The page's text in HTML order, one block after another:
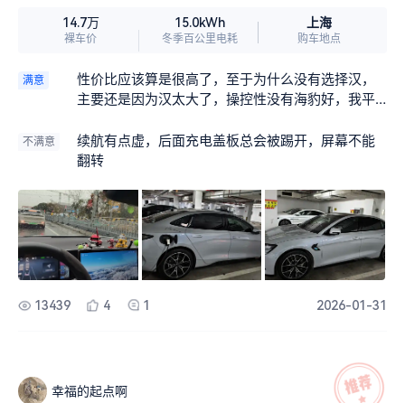
14.7万
裸车价
15.0kWh
冬季百公里电耗
上海
购车地点
满意
性价比应该算是很高了，至于为什么没有选择汉，
主要还是因为汉太大了，操控性没有海豹好，我平
空间，够用就行了，反正我也不坐，主要就是电池
续航确实挺拉的，夏天最高能跑 560 左右，冬天最
左右，续航绝对拉，其他方面没什么毛病，车是真
的好车，特别底盘，非常舒服（另外我明明是 9 月
份提的车，非要让我改日期也是莫名其妙）
不满意
续航有点虚，后面充电盖板总会被踢开，屏幕不能
翻转
13439 4 1 2026-01-31
幸福的起点啊